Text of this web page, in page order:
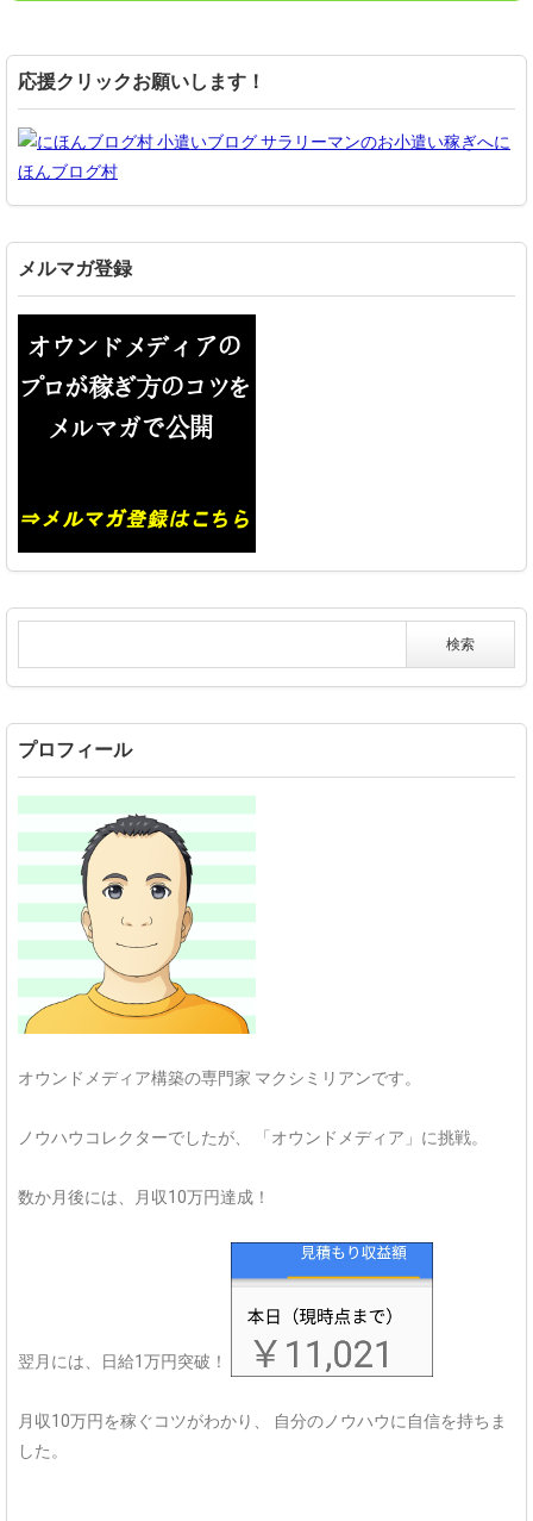
応援クリックお願いします！
に
ほんブログ村
メルマガ登録
プロフィール
オウンドメディア構築の専門家 マクシミリアンです。
ノウハウコレクターでしたが、 「オウンドメディア」に挑戦。
数か月後には、月収10万円達成！
翌月には、日給1万円突破！
月収10万円を稼ぐコツがわかり、
自分のノウハウに自信を持ちま
した。